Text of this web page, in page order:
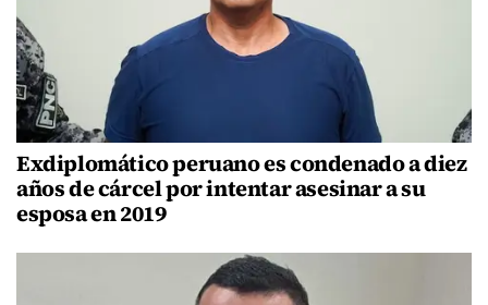
Exdiplomático peruano es condenado a diez
años de cárcel por intentar asesinar a su
esposa en 2019